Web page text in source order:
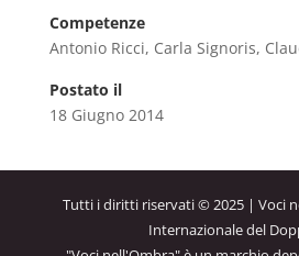
Competenze
Antonio Ricci, Carla Signoris,
Postato il
18 Giugno 2014
Tutti i diritti riservati © 2025 | Voci
Internazionale del